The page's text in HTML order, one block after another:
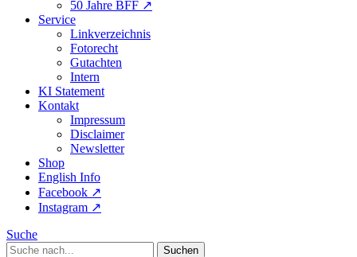
50 Jahre BFF ↗︎
Service
Linkverzeichnis
Fotorecht
Gutachten
Intern
KI Statement
Kontakt
Impressum
Disclaimer
Newsletter
Shop
English Info
Facebook ↗︎
Instagram ↗︎
Suche